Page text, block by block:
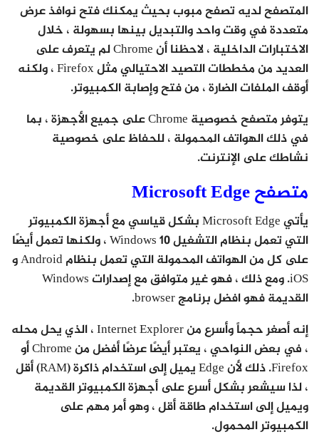
المتصفح لديه تصفح مبوب بحيث يمكنك فتح نوافذ عرض
متعددة في وقت واحد والتبديل بينها بسهولة ، خلال
الاختبارات الداخلية ، لاحظنا أن Chrome لم يتعرف على
العديد من مخططات التصيد الاحتيالي مثل Firefox ، ولكنه
أوقف الملفات الضارة ، من فتح وإصابة الكمبيوتر.
يتوفر متصفح خصوصية Chrome على جميع الأجهزة ، بما
في ذلك الهواتف المحمولة ، للحفاظ على خصوصية
نشاطك على الإنترنت.
متصفح Microsoft Edge
يأتي Microsoft Edge بشكل قياسي مع أجهزة الكمبيوتر
التي تعمل بنظام التشغيل Windows 10 ، ولكنها تعمل أيضًا
على كل من الهواتف المحمولة التي تعمل بنظام Android و
iOS. ومع ذلك ، فهو غير متوافق مع إصدارات Windows
القديمة فهو افضل برنامج browser.
إنه أصغر حجماً وأسرع من Internet Explorer ، الذي يحل محله
، في بعض النواحي ، يعتبر أيضًا عرضًا أفضل من Chrome أو
Firefox. ذلك لأن Edge يميل إلى استخدام ذاكرة (RAM) أقل
، لذا سيشعر بشكل أسرع على أجهزة الكمبيوتر القديمة
ويميل إلى استخدام طاقة أقل ، وهو أمر مهم على
الكمبيوتر المحمول.